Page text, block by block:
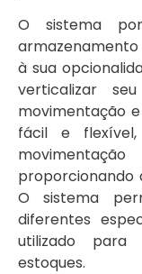
O sistema
à sua
verticalizar
movimentação
fácil e
proporcionando
O sistema
diferentes
utilizado para
estoques.